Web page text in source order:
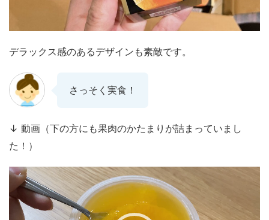
デラックス感のあるデザインも素敵です。
さっそく実食！
↓ 動画（下の方にも果肉のかたまりが詰まっていまし
た！）
動
画
プ